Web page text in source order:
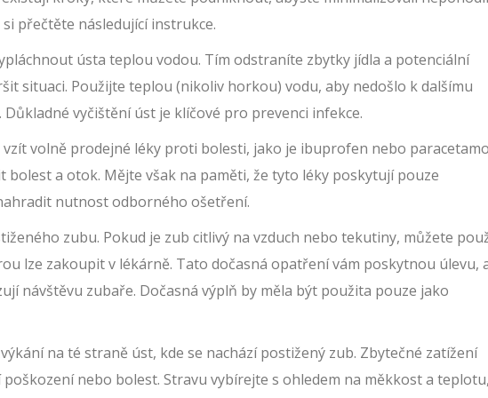
přečtěte následující instrukce.
ústa teplou vodou. Tím odstraníte zbytky jídla a potenciální
situaci. Použijte teplou (nikoliv horkou) vodu, aby nedošlo k dalšímu
vyčištění úst je klíčové pro prevenci infekce.
volně prodejné léky proti bolesti, jako je ibuprofen nebo
bolest a otok. Mějte však na paměti, že tyto léky poskytují pouze
nutnost odborného ošetření.
zubu. Pokud je zub citlivý na vzduch nebo tekutiny, můžete
lze zakoupit v lékárně. Tato dočasná opatření vám poskytnou úlevu,
návštěvu zubaře. Dočasná výplň by měla být použita pouze jako
na té straně úst, kde se nachází postižený zub. Zbytečné zatížení
nebo bolest. Stravu vybírejte s ohledem na měkkost a teplotu,